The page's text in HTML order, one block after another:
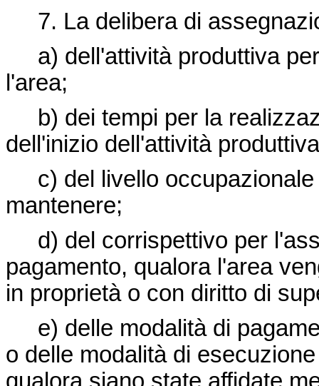
7. La delibera di
a) dell'attività produttiva
l'area;
b) dei tempi per la
dell'inizio dell'attività
c) del livello occupazionale
mantenere;
d) del corrispettivo per
pagamento, qualora l'area
in proprietà o con diritto di
e) delle modalità di
o delle modalità di